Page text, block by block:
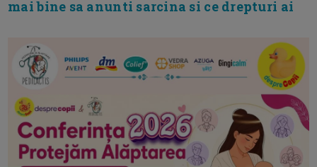
mai bine sa anunti sarcina si ce drepturi ai